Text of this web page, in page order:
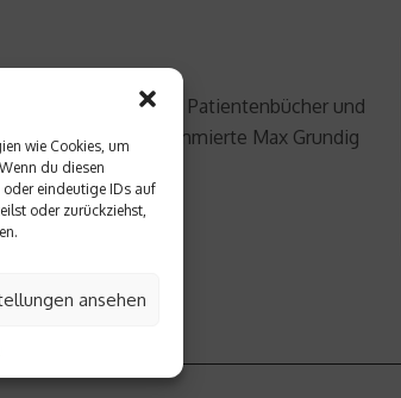
wie Cookies, um
du diesen
eindeutige IDs auf
oder zurückziehst,
ansehen
Fach- und Patientenbücher und
Direktor die renommierte Max Grundig